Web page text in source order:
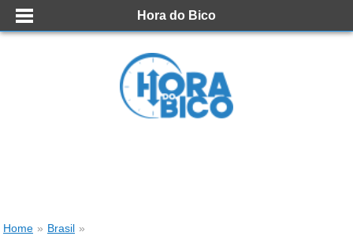
Hora do Bico
Home » Brasil »